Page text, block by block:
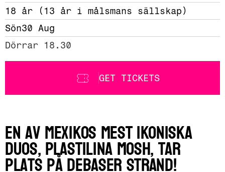
18 år (13 år i målsmans sällskap)
Sön30 Aug
Dörrar 18.30
GET TICKETS
En av Mexikos mest ikoniska
duos, Plastilina Mosh, tar
plats på Debaser Strand!